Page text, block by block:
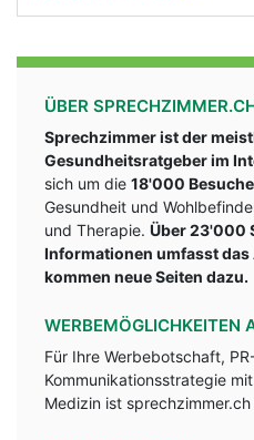
ÜBER
Sprechzimmer ist der
Gesundheitsratgeber im
sich um die 18'000
Gesundheit und
und Therapie. Über 23'000
Informationen umfasst
kommen neue Seiten dazu.
WERBEMÖGLICHKEITEN
Für Ihre Werbebotschaft,
Kommunikationsstrategie
Medizin ist